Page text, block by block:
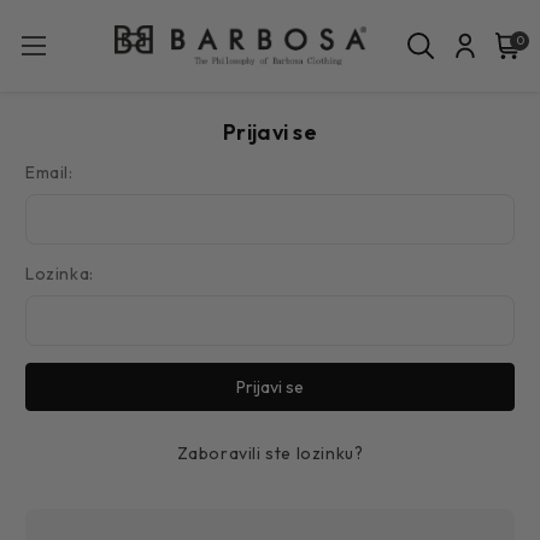
0
Prijavi se
Email:
Lozinka:
Zaboravili ste lozinku?